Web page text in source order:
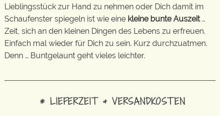
Lieblingsstück zur Hand zu nehmen oder Dich damit im
Schaufenster spiegeln ist wie eine kleine bunte Auszeit…
Zeit, sich an den kleinen Dingen des Lebens zu erfreuen.
Einfach mal wieder für Dich zu sein. Kurz durchzuatmen.
Denn … Buntgelaunt geht vieles leichter.
* LIEFERZEIT & VERSANDKOSTEN